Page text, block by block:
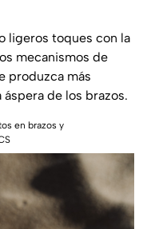
ligeros toques con la
mecanismos de
produzca más
de los brazos.
en brazos y